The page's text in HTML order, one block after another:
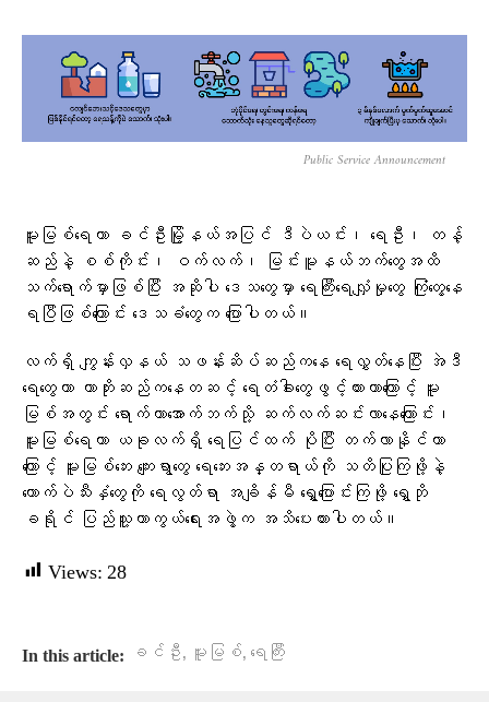
Public Service Announcement
မူးမြစ်ရေဟာ ခင်ဦးမြို့နယ်အပြင် ဒီပဲယင်း၊ ရေဦး၊ တန့်
ဆည်နဲ့ စစ်ကိုင်း၊ ဝက်လက်၊ မြင်းမူနယ်ဘက်တွေအထိ
သက်ရောက်မှာဖြစ်ပြီး အဆိုပါ ဒေသတွေမှာ ရေကြီးရေလျှံမှုတွေ ကြုံတွေ့နေ
ရပြီဖြစ်ကြောင်း ဒေသခံတွေက ပြောပါတယ်​။
လက်ရှိ ကျွန်းလှနယ် သဖန်းဆိပ်ဆည်ကနေ ရေလွှတ်နေပြီး အဲဒီ
ရေတွေဟာ ကာဘိုးဆည်ကနေတဆင့် ရေတံခါးတွေဖွင့်ထားတာကြောင့် မူး
မြစ်အတွင်း ရောက်ကာအောက်ဘက်သို့ ဆက်လက်ဆင်းလာနေကြောင်း၊
မူးမြစ်ရေဟာ ယခုလက်ရှိ ရေပြင်ထက် ပိုပြီး တက်လာနိုင်တာ
ကြောင့် မူးမြစ်ဘေး ကျေးရွာတွေ ရေဘေးအန္တရာယ်ကို သတိပြုကြဖို့နဲ့
ကောက်ပဲသီးနှံတွေကို ရေလွတ်ရာ အချိန်မီ ရွှေ့ပြောင်းကြဖို့ ရွှေဘို
ခရိုင် ပြည်သူ့ကာကွယ်ရေးအဖွဲ့က အသိပေးထားပါတယ်။
Views: 28
In this article: ခင်ဦး, မူးမြစ်, ရေကြီး